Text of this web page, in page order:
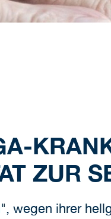
ZUR
wegen ihrer